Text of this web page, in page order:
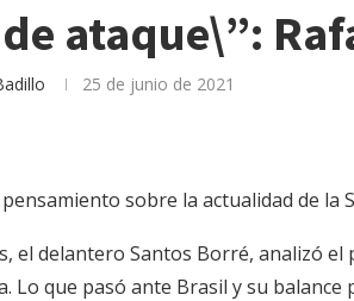
ataque\”:
25 de junio de 2021
sobre la actualidad de la
el delantero Santos Borré, analizó
Lo que pasó ante Brasil y su